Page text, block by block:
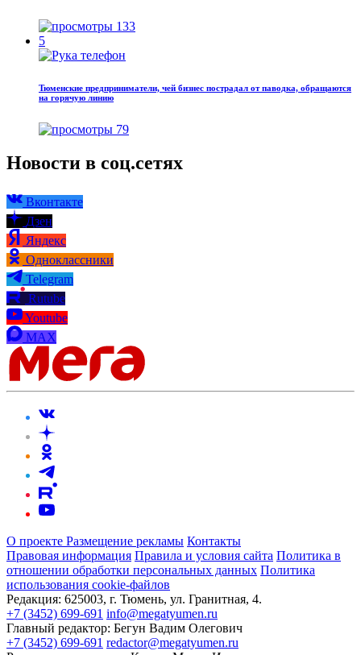
133
5
Тюменские предприниматели, чей бизнес пострадал от паводка, обращаются
на горячую линию
79
Новости в соц.сетях
Вконтакте
Дзен
Яндекс
Одноклассники
Telegram
Rutube
Youtube
MAX
О проекте Размещение рекламы Контакты
Правовая информация Правила и условия сайта Политика в
отношении обработки персональных данных Политика
использования cookie-файлов
Редакция: 625003, г. Тюмень, ул. Гранитная, 4.
+7 (3452) 699-691 info@megatyumen.ru
Главный редактор: Бегун Вадим Олегович
+7 (3452) 699-691 redactor@megatyumen.ru